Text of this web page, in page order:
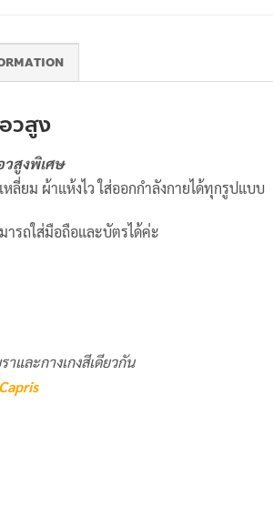
วสูง
วสูงพิเศษ
ลี่ยม ผ้าแห้งไว ใส่ออกกำลังกายได้ทุกรูปแบบ
ารถใส่มือถือและบัตรได้ค่ะ
าและกางเกงสีเดียวกัน